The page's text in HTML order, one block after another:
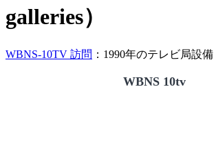
galleries）
WBNS-10TV 訪問 ：1990年のテレビ局設備
WBNS 10tv